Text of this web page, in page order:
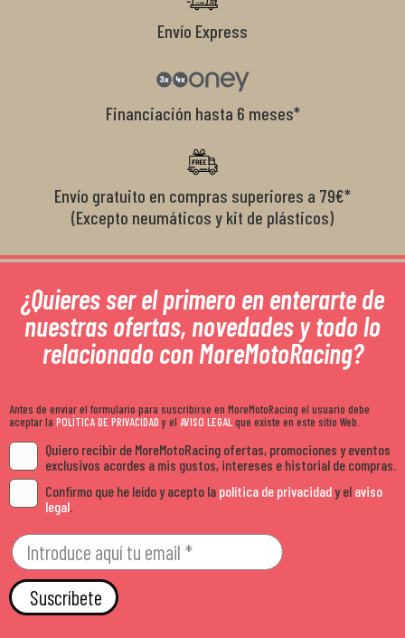
Envío Express
Financiación hasta 6 meses*
Envío gratuito en compras superiores a 79€*
(Excepto neumáticos y kit de plásticos)
¿Quieres ser el primero en enterarte de
nuestras ofertas, novedades y todo lo
relacionado con MoreMotoRacing?
Antes de enviar el formulario para suscribirse en MoreMotoRacing el usuario debe
aceptar la POLÍTICA DE PRIVACIDADy el AVISO LEGALque existe en este sitio Web.
Quiero recibir de MoreMotoRacing ofertas, promociones y eventos
exclusivos acordes a mis gustos, intereses e historial de compras.
Confirmo que he leído y acepto la política de privacidady el aviso
legal
Suscríbete